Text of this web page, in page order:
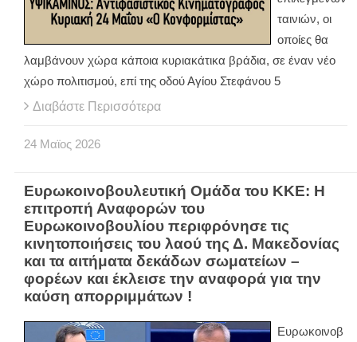
ταινιών, οι
οποίες θα
λαμβάνουν χώρα κάποια κυριακάτικα βράδια, σε έναν νέο
χώρο πολιτισμού, επί της οδού Αγίου Στεφάνου 5
Διαβάστε Περισσότερα
24 Μαϊος 2026
Ευρωκοινοβουλευτική Ομάδα του ΚΚΕ: Η
επιτροπή Αναφορών του
Ευρωκοινοβουλίου περιφρόνησε τις
κινητοποιήσεις του λαού της Δ. Μακεδονίας
και τα αιτήματα δεκάδων σωματείων –
φορέων και έκλεισε την αναφορά για την
καύση απορριμμάτων !
Ευρωκοινοβ